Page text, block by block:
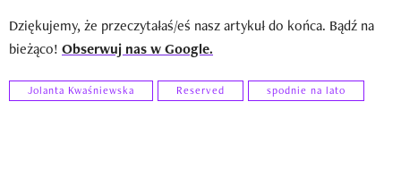
Dziękujemy, że przeczytałaś/eś nasz artykuł do końca. Bądź na
bieżąco! Obserwuj nas w Google.
Jolanta Kwaśniewska Reserved spodnie na lato